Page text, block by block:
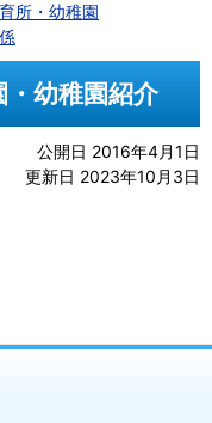
所・幼稚園
幼稚園紹介
公開日 2016年4月1日
更新日 2023年10月3日